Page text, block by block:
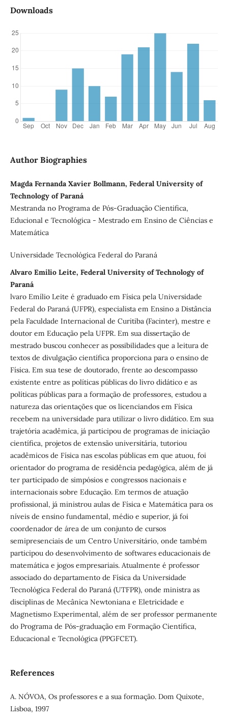
Downloads
Author Biographies
Magda Fernanda Xavier Bollmann, Federal University of
Technology of Paraná
Mestranda no Programa de Pós-Graduação Cíentifica,
Educional e Tecnológica - Mestrado em Ensino de Ciências e
Matemática
Universidade Tecnológica Federal do Paraná
Alvaro Emilio Leite, Federal University of Technology of
Paraná
lvaro Emílio Leite é graduado em Física pela Universidade
Federal do Paraná (UFPR), especialista em Ensino a Distância
pela Faculdade Internacional de Curitiba (Facinter), mestre e
doutor em Educação pela UFPR. Em sua dissertação de
mestrado buscou conhecer as possibilidades que a leitura de
textos de divulgação científica proporciona para o ensino de
Física. Em sua tese de doutorado, frente ao descompasso
existente entre as políticas públicas do livro didático e as
políticas públicas para a formação de professores, estudou a
natureza das orientações que os licenciandos em Física
recebem na universidade para utilizar o livro didático. Em sua
trajetória acadêmica, já participou de programas de iniciação
científica, projetos de extensão universitária, tutoriou
acadêmicos de Física nas escolas públicas em que atuou, foi
orientador do programa de residência pedagógica, além de já
ter participado de simpósios e congressos nacionais e
internacionais sobre Educação. Em termos de atuação
profissional, já ministrou aulas de Física e Matemática para os
níveis de ensino fundamental, médio e superior, já foi
coordenador de área de um conjunto de cursos
semipresenciais de um Centro Universitário, onde também
participou do desenvolvimento de softwares educacionais de
matemática e jogos empresariais. Atualmente é professor
associado do departamento de Física da Universidade
Tecnológica Federal do Paraná (UTFPR), onde ministra as
disciplinas de Mecânica Newtoniana e Eletricidade e
Magnetismo Experimental, além de ser professor permanente
do Programa de Pós-graduação em Formação Científica,
Educacional e Tecnológica (PPGFCET).
References
A. NÓVOA, Os professores e a sua formação. Dom Quixote,
Lisboa, 1997